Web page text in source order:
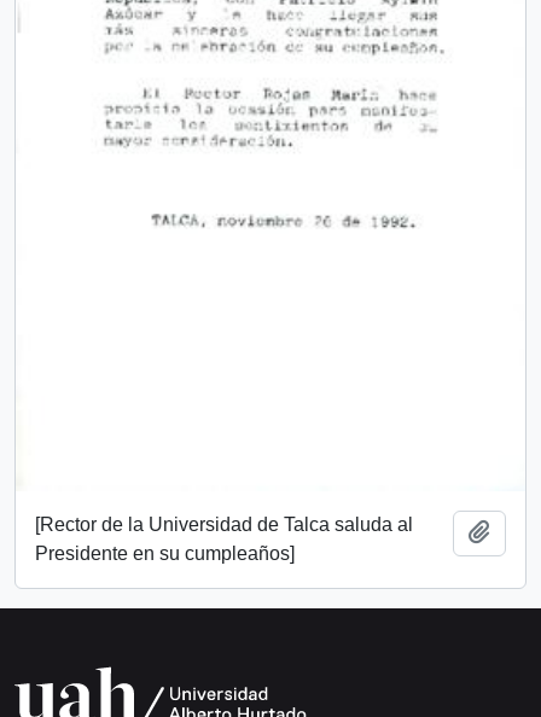
[Rector de la Universidad de Talca saluda al
Presidente en su cumpleaños]